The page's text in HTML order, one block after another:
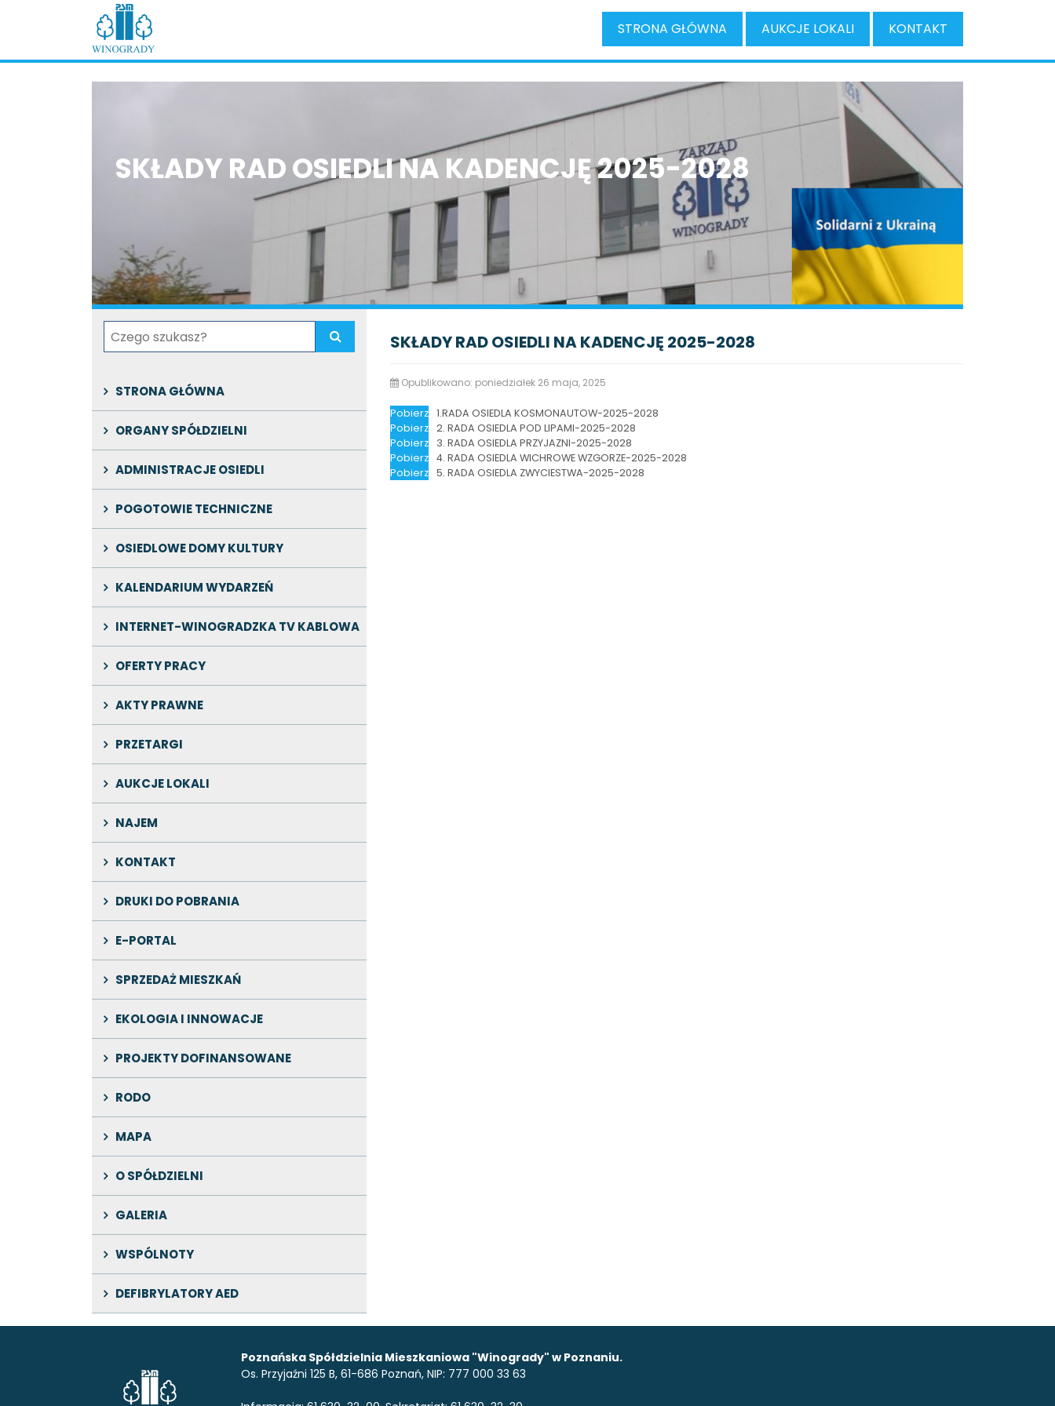
STRONA GŁÓWNA AUKCJE LOKALI KONTAKT
SKŁADY RAD OSIEDLI NA KADENCJĘ 2025-2028
STRONA GŁÓWNA
ORGANY SPÓŁDZIELNI
ADMINISTRACJE OSIEDLI
POGOTOWIE TECHNICZNE
OSIEDLOWE DOMY KULTURY
KALENDARIUM WYDARZEŃ
INTERNET-WINOGRADZKA TV KABLOWA
OFERTY PRACY
AKTY PRAWNE
PRZETARGI
AUKCJE LOKALI
NAJEM
KONTAKT
DRUKI DO POBRANIA
E-PORTAL
SPRZEDAŻ MIESZKAŃ
EKOLOGIA I INNOWACJE
PROJEKTY DOFINANSOWANE
RODO
MAPA
O SPÓŁDZIELNI
GALERIA
WSPÓLNOTY
DEFIBRYLATORY AED
SKŁADY RAD OSIEDLI NA KADENCJĘ 2025-2028
Opublikowano: poniedziałek 26 maja, 2025
1.RADA OSIEDLA KOSMONAUTOW-2025-2028
Pobierz
2. RADA OSIEDLA POD LIPAMI-2025-2028
Pobierz
3. RADA OSIEDLA PRZYJAZNI-2025-2028
Pobierz
4. RADA OSIEDLA WICHROWE WZGORZE-2025-2028
Pobierz
5. RADA OSIEDLA ZWYCIESTWA-2025-2028
Pobierz
Poznańska Spółdzielnia Mieszkaniowa "Winogrady" w Poznaniu.
Os. Przyjaźni 125 B, 61-686 Poznań, NIP: 777 000 33 63